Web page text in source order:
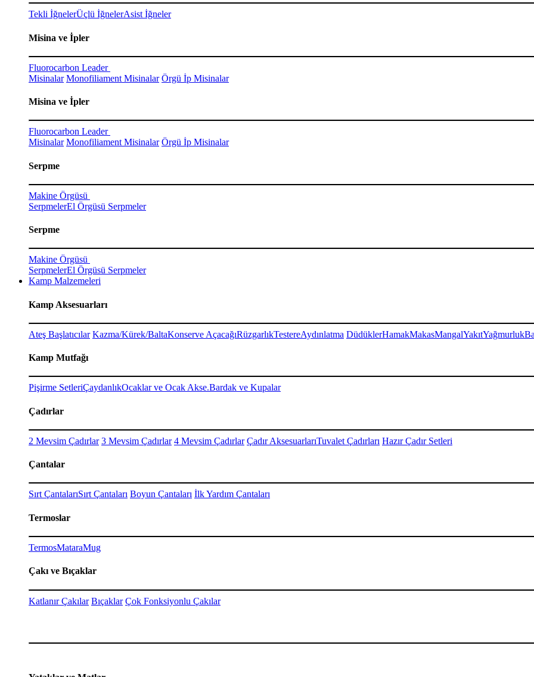
Tekli İğnelerÜçlü İğnelerAsist İğneler
Misina ve İpler
Fluorocarbon Leader
Misinalar Monofiliament Misinalar Örgü İp Misinalar
Misina ve İpler
Fluorocarbon Leader
Misinalar Monofiliament Misinalar Örgü İp Misinalar
Serpme
Makine Örgüsü
SerpmelerEl Örgüsü Serpmeler
Serpme
Makine Örgüsü
SerpmelerEl Örgüsü Serpmeler
Kamp Malzemeleri
Kamp Aksesuarları
Ateş Başlatıcılar Kazma/Kürek/BaltaKonserve AçacağıRüzgarlıkTestereAydınlatma DüdüklerHamakMakasMangalYakıtYağmurluk
Kamp Mutfağı
Pişirme SetleriÇaydanlıkOcaklar ve Ocak Akse.Bardak ve Kupalar
Çadırlar
2 Mevsim Çadırlar 3 Mevsim Çadırlar 4 Mevsim Çadırlar Çadır AksesuarlarıTuvalet Çadırları Hazır Çadır Setleri
Çantalar
Sırt ÇantalarıSırt Çantaları Boyun Çantaları İlk Yardım Çantaları
Termoslar
TermosMataraMug
Çakı ve Bıçaklar
Katlanır Çakılar Bıçaklar Çok Fonksiyonlu Çakılar